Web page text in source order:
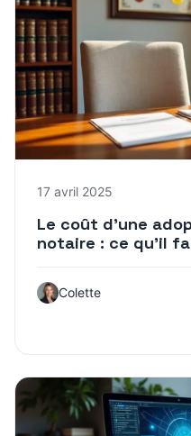
17 avril 2025
Le coût d’une
notaire : ce qu’il
Colette